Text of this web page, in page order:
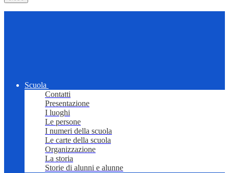
Scuola
Contatti
Presentazione
I luoghi
Le persone
I numeri della scuola
Le carte della scuola
Organizzazione
La storia
Storie di alunni e alunne